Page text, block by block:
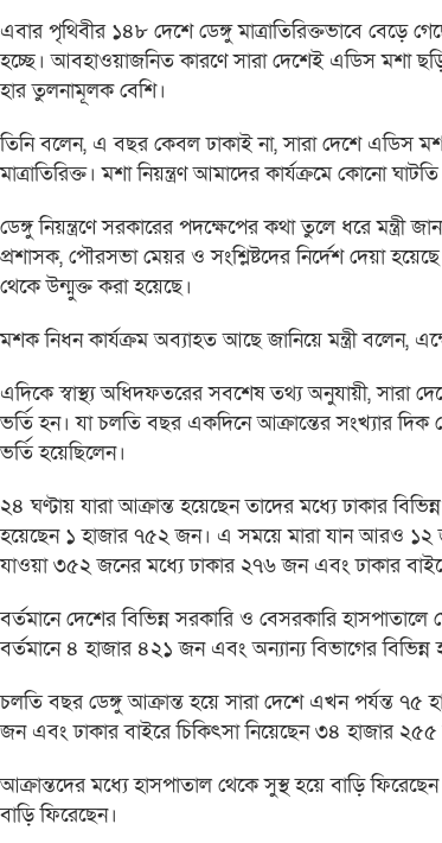
এবার পৃথিবীর ১৪৮ দেশে ডেঙ্গু মাত্রাতিরিক্তভাবে বেড়ে
হচ্ছে। আবহাওয়াজনিত কারণে সারা দেশেই এডিস মশা
হার তুলনামূলক বেশি।
তিনি বলেন, এ বছর কেবল ঢাকাই না, সারা দেশে এডিস
মাত্রাতিরিক্ত। মশা নিয়ন্ত্রণ আমাদের কার্যক্রমে কোনো
ডেঙ্গু নিয়ন্ত্রণে সরকারের পদক্ষেপের কথা তুলে ধরে মন্ত্রী
প্রশাসক, পৌরসভা মেয়র ও সংশ্লিষ্টদের নির্দেশ দেয়া
থেকে উন্মুক্ত করা হয়েছে।
মশক নিধন কার্যক্রম অব্যাহত আছে জানিয়ে মন্ত্রী বলেন,
এদিকে স্বাস্থ্য অধিদফতরের সবশেষ তথ্য অনুযায়ী, সারা
ভর্তি হন। যা চলতি বছর একদিনে আক্রান্তের সংখ্যার
ভর্তি হয়েছিলেন।
২৪ ঘণ্টায় যারা আক্রান্ত হয়েছেন তাদের মধ্যে ঢাকার
হয়েছেন ১ হাজার ৭৫২ জন। এ সময়ে মারা যান আরও ১২
যাওয়া ৩৫২ জনের মধ্যে ঢাকার ২৭৬ জন এবং ঢাকার
বর্তমানে দেশের বিভিন্ন সরকারি ও বেসরকারি
বর্তমানে ৪ হাজার ৪২১ জন এবং অন্যান্য বিভাগের
চলতি বছর ডেঙ্গু আক্রান্ত হয়ে সারা দেশে এখন পর্যন্ত ৭৫
জন এবং ঢাকার বাইরে চিকিৎসা নিয়েছেন ৩৪ হাজার
আক্রান্তদের মধ্যে হাসপাতাল থেকে সুস্থ হয়ে বাড়ি
বাড়ি ফিরেছেন।